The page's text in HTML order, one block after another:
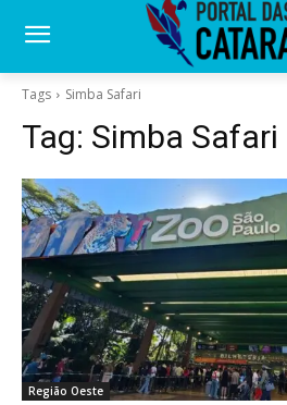
Tags Simba Safari
Tag: Simba Safari
Região Oeste